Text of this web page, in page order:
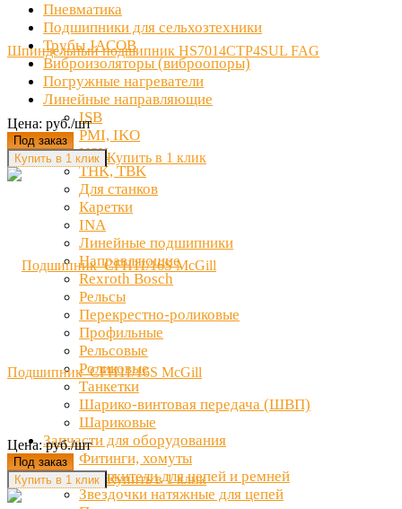
Пневматика
Подшипники для сельхозтехники
Трубы JACOB
Виброизоляторы (виброопоры)
Погружные нагреватели
Линейные направляющие
ISB
PMI, IKO
NSK
THK, TBK
Для станков
Каретки
INA
Линейные подшипники
Направляющие
Rexroth Bosch
Рельсы
Перекрестно-роликовые
Профильные
Рельсовые
Роликовые
Танкетки
Шарико-винтовая передача (ШВП)
Шариковые
Запчасти для оборудования
Фитинги, хомуты
Натяжители для цепей и ремней
Звездочки натяжные для цепей
Шпиндельный подшипник HS7014CTP4SUL FAG
Цена: руб./шт
Под заказ
Купить в 1 клик
Подшипник CFH11/16S McGill
Цена: руб./шт
Под заказ
Купить в 1 клик